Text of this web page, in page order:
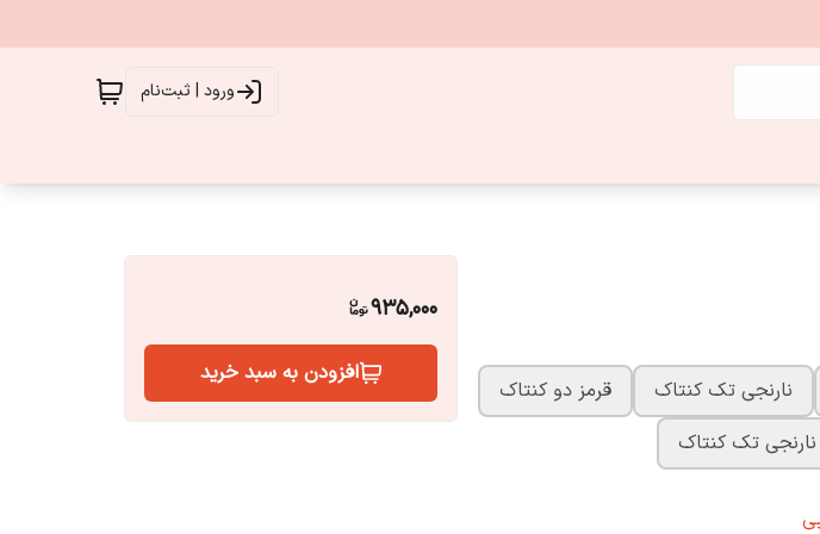
ورود | ثبت‌نام
نارنجی تک کنتاک
قرمز دو کنتاک
935,000
افزودن به سبد خرید